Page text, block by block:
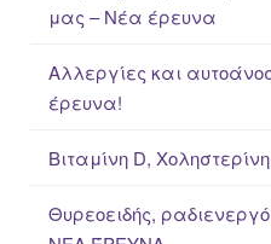
μας – Νέα έρευνα
Αλλεργίες και
έρευνα!
Βιταμίνη D,
Θυρεοειδής,